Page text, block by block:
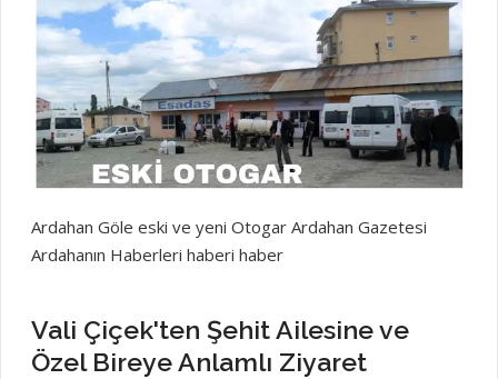
Ardahan Göle eski ve yeni Otogar Ardahan Gazetesi
Ardahanın Haberleri haberi haber
Vali Çiçek'ten Şehit Ailesine ve
Özel Bireye Anlamlı Ziyaret